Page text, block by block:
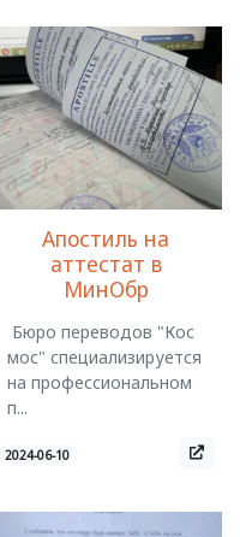
Апостиль на
аттестат в
МинОбр
Бюро переводов "Кос
мос" специализируется
на профессиональном
п...
2024-06-10